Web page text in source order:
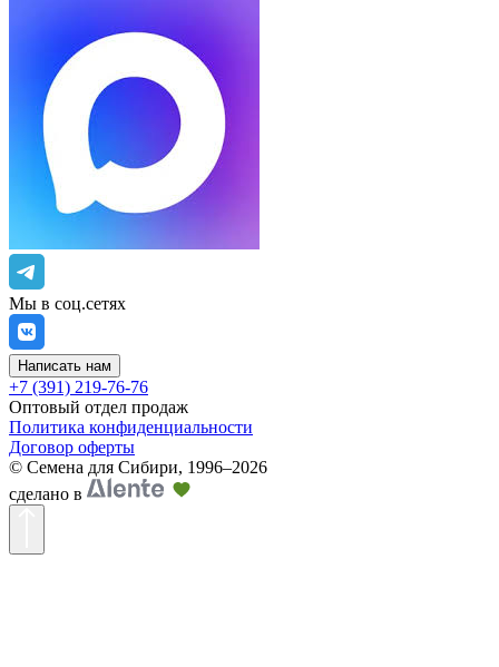
Мы в соц.сетях
Написать нам
+7 (391) 219-76-76
Оптовый отдел продаж
Политика конфиденциальности
Договор оферты
© Семена для Сибири, 1996–2026
сделано в